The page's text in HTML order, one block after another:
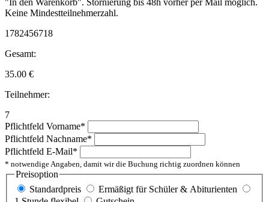
Keine Mindestteilnehmerzahl.
1782456718
Gesamt:
35.00 €
Teilnehmer:
7
Pflichtfeld Vorname*
Pflichtfeld Nachname*
Pflichtfeld E-Mail*
* notwendige Angaben, damit wir die Buchung richtig zuordnen können
Preisoption
Standardpreis
Ermäßigt für Schüler & Abiturienten